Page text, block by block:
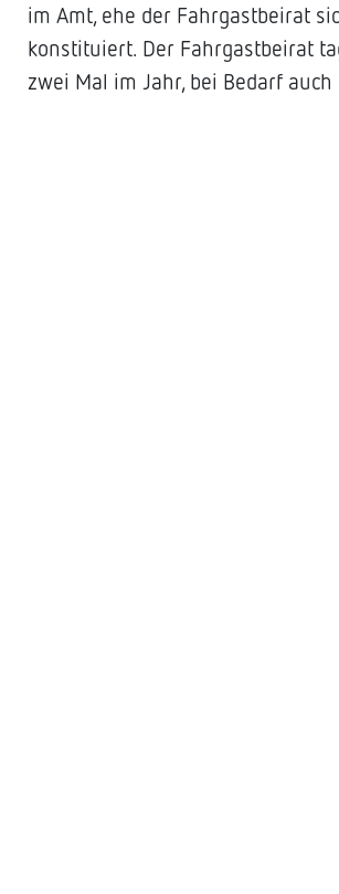
im Amt, ehe der Fahrgastbeirat
konstituiert. Der Fahrgastbeirat
zwei Mal im Jahr, bei Bedarf auch